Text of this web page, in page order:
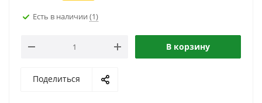
Есть в наличии (1)
В корзину
Поделиться